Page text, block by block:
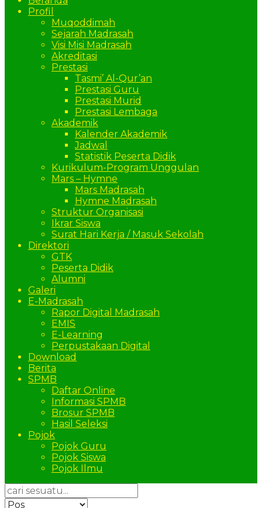
Profil
Muqoddimah
Sejarah Madrasah
Visi Misi Madrasah
Akreditasi
Prestasi
Tasmi’ Al-Qur’an
Prestasi Guru
Prestasi Murid
Prestasi Lembaga
Akademik
Kalender Akademik
Jadwal
Statistik Peserta Didik
Kurikulum-Program Unggulan
Mars – Hymne
Mars Madrasah
Hymne Madrasah
Struktur Organisasi
Ikrar Siswa
Surat Hari Kerja / Masuk Sekolah
Direktori
GTK
Peserta Didik
Alumni
Galeri
E-Madrasah
Rapor Digital Madrasah
EMIS
E-Learning
Perpustakaan Digital
Download
Berita
SPMB
Daftar Online
Informasi SPMB
Brosur SPMB
Hasil Seleksi
Pojok
Pojok Guru
Pojok Siswa
Pojok Ilmu